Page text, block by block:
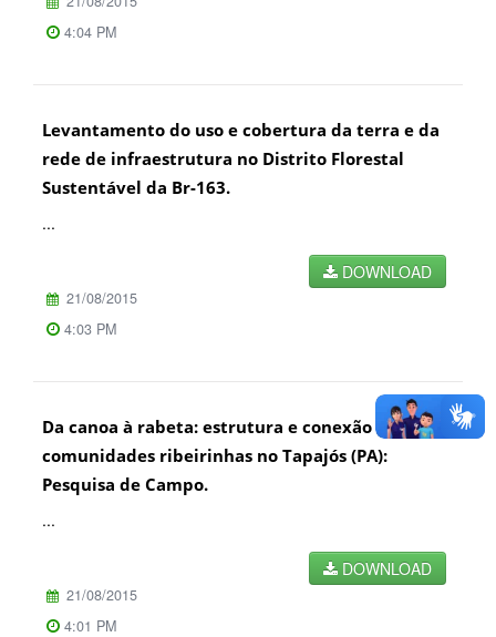
4:04 PM
Levantamento do uso e cobertura da terra e da
rede de infraestrutura no Distrito Florestal
Sustentável da Br-163.
...
DOWNLOAD
21/08/2015
4:03 PM
Da canoa à rabeta: estrutura e conexão das
comunidades ribeirinhas no Tapajós (PA):
Pesquisa de Campo.
...
DOWNLOAD
21/08/2015
4:01 PM